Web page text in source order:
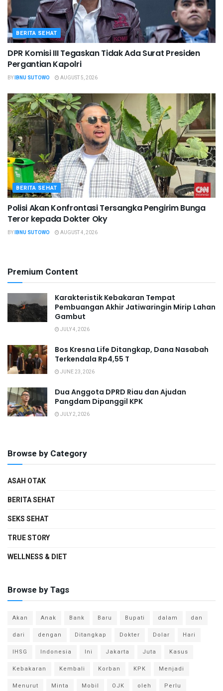
BERITA SEHAT
DPR Komisi III Tegaskan Tidak Ada Surat Presiden
Pergantian Kapolri
BYIBNU SUTOWO AUGUST 5, 2026
BERITA SEHAT
Polisi Akan Konfrontasi Tersangka Pengirim Bunga
Teror kepada Dokter Oky
BYIBNU SUTOWO AUGUST 4, 2026
Premium Content
Karakteristik Kebakaran Tempat
Pembuangan Akhir Jatiwaringin Mirip Lahan
Gambut
JULY 4, 2026
Bos Kresna Life Ditangkap, Dana Nasabah
Terkendala Rp4,55 T
JUNE 23, 2026
Dua Anggota DPRD Riau dan Ajudan
Pangdam Dipanggil KPK
JULY 2, 2026
Browse by Category
ASAH OTAK
BERITA SEHAT
SEKS SEHAT
TRUE STORY
WELLNESS & DIET
Browse by Tags
Akan Anak Bank Baru Bupati dalam
dan
dari
dengan Ditangkap Dokter Dolar
Hari
IHSG
Indonesia Ini Jakarta Juta
Kasus
Kebakaran
Kembali Korban KPK
Menjadi
Menurut
Minta Mobil OJK oleh
Perlu